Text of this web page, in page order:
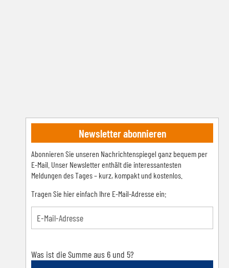
Newsletter abonnieren
Abonnieren Sie unseren Nachrichtenspiegel ganz bequem per
E-Mail. Unser Newsletter enthält die interessantesten
Meldungen des Tages – kurz, kompakt und kostenlos.
Tragen Sie hier einfach Ihre E-Mail-Adresse ein:
Was ist die Summe aus 6 und 5?